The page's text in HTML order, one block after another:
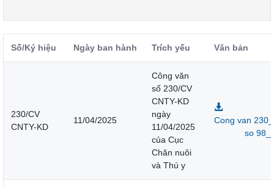
Số/Ký hiệu Ngày ban hành Trích yếu Văn bản
230/CV
CNTY-KD
11/04/2025
Công văn
số 230/CV
CNTY-KD
ngày
11/04/2025
của Cục
Chăn nuôi
và Thú y
Cong van
so 98_